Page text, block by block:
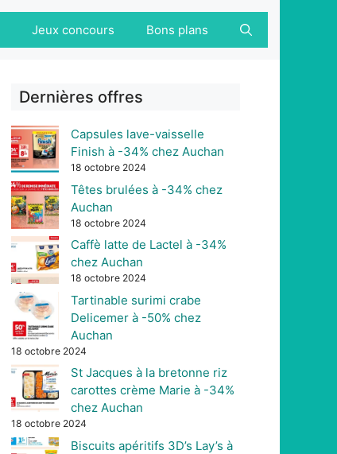
Jeux concours Bons plans
Dernières offres
Capsules lave-vaisselle
Finish à -34% chez Auchan
18 octobre 2024
Têtes brulées à -34% chez
Auchan
18 octobre 2024
Caffè latte de Lactel à -34%
chez Auchan
18 octobre 2024
Tartinable surimi crabe
Delicemer à -50% chez
Auchan
18 octobre 2024
St Jacques à la bretonne riz
carottes crème Marie à -34%
chez Auchan
18 octobre 2024
Biscuits apéritifs 3D’s Lay’s à